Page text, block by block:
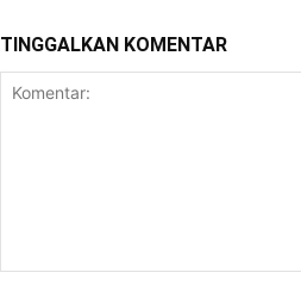
TINGGALKAN KOMENTAR